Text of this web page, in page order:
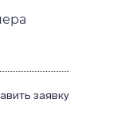
заявку